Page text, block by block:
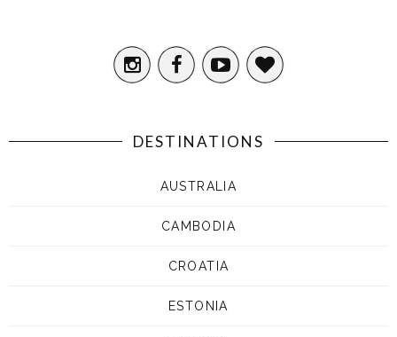
DESTINATIONS
AUSTRALIA
CAMBODIA
CROATIA
ESTONIA